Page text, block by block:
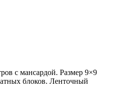
с мансардой. Размер 9×9
блоков. Ленточный